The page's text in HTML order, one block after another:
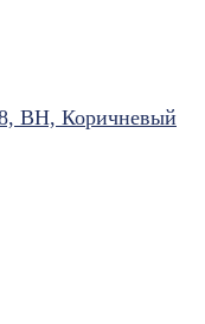
ВН, Коричневый